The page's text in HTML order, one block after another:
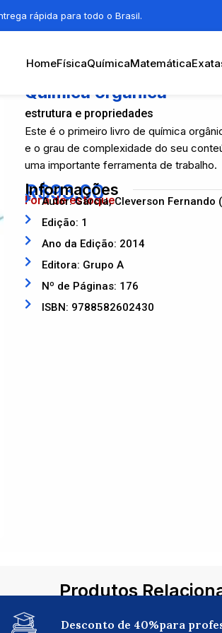
rápida para todo o Brasil.
HomeFísicaQuímicaMatemática
Química orgânica
estrutura e propriedades
Este é o primeiro livro de química
e o grau de complexidade do seu
uma importante ferramenta de trabalho.
R$93,00
Fora de estoque
Informações
Autor: Garcia, Cleverson
Edição: 1
Ano da Edição: 2014
Editora: Grupo A
Nº de Páginas: 176
ISBN: 9788582602430
Produtos
Desconto de 40%para